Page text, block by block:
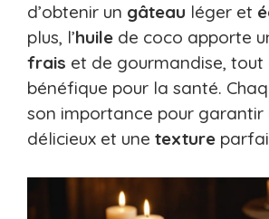
d’obtenir un gâteau léger et
plus, l’huile de coco apporte
frais et de gourmandise,
bénéfique pour la santé.
son importance pour garantir
délicieux et une texture